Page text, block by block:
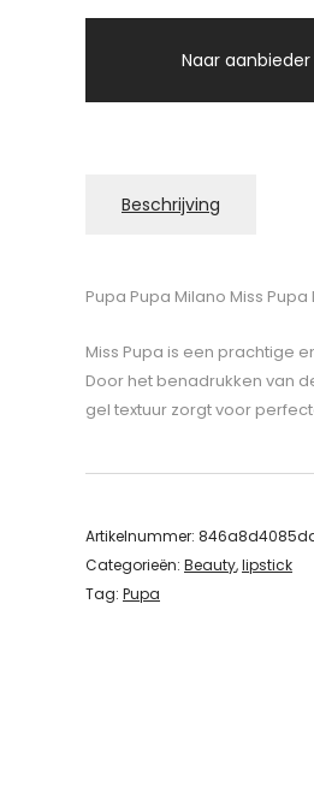
Naar aanbieder
Beschrijving
Pupa Pupa Milano Miss Pupa
Miss Pupa is een prachtige
Door het benadrukken van
gel textuur zorgt voor
Artikelnummer:
Categorieën: Beauty,lipstick
Tag: Pupa